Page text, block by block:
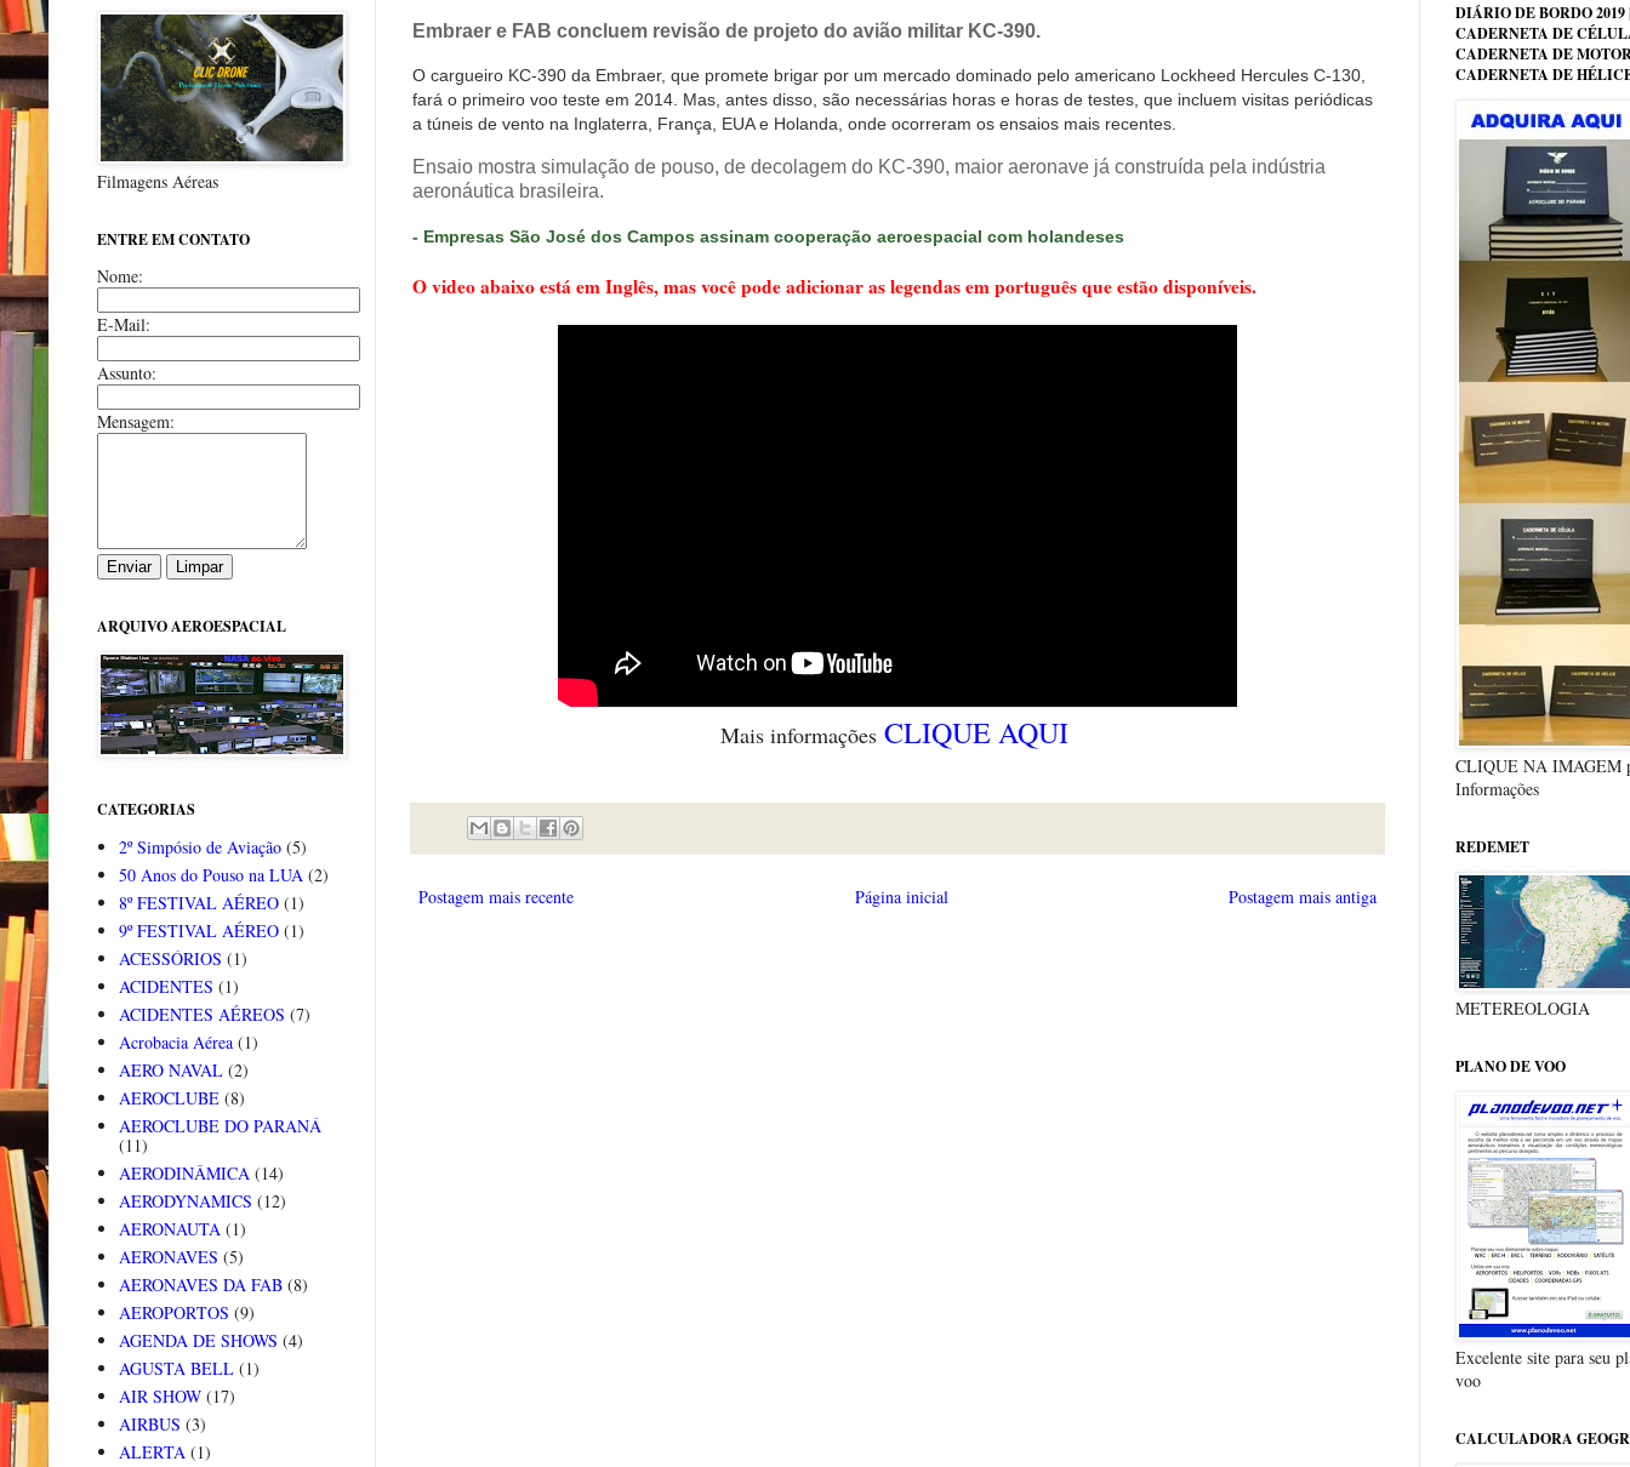
Embraer e FAB concluem revisão de projeto do avião militar KC-390.
O cargueiro KC-390 da Embraer, que promete brigar por um mercado dominado pelo americano Lockheed Hercules C-130,
fará o primeiro voo teste em 2014. Mas, antes disso, são necessárias horas e horas de testes, que incluem visitas periódicas
a túneis de vento na Inglaterra, França, EUA e Holanda, onde ocorreram os ensaios mais recentes.
Ensaio mostra simulação de pouso, de decolagem do KC-390, maior aeronave já construída pela indústria
aeronáutica brasileira.
- Empresas São José dos Campos assinam cooperação aeroespacial com holandeses
O video abaixo está em Inglês, mas você pode adicionar as legendas em português que estão disponíveis.
Mais informações CLIQUE AQUI
Postagem mais recente Postagem mais antiga
Página inicial
Filmagens Aéreas
ENTRE EM CONTATO
Nome:
E-Mail:
Assunto:
Mensagem:
ARQUIVO AEROESPACIAL
CATEGORIAS
2º Simpósio de Aviação (5)
50 Anos do Pouso na LUA (2)
8º FESTIVAL AÉREO (1)
9º FESTIVAL AÉREO (1)
ACESSÓRIOS (1)
ACIDENTES (1)
ACIDENTES AÉREOS (7)
Acrobacia Aérea (1)
AERO NAVAL (2)
AEROCLUBE (8)
AEROCLUBE DO PARANÁ
(11)
AERODINÂMICA (14)
AERODYNAMICS (12)
AERONAUTA (1)
AERONAVES (5)
AERONAVES DA FAB (8)
AEROPORTOS (9)
AGENDA DE SHOWS (4)
AGUSTA BELL (1)
AIR SHOW (17)
AIRBUS (3)
ALERTA (1)
DIÁRIO DE BORDO
CADERNETA DE
CADERNETA DE
CADERNETA DE
CLIQUE NA IMAGEM
Informações
REDEMET
METEREOLOGIA
PLANO DE VOO
Excelente site para seu
voo
CALCULADORA